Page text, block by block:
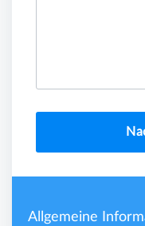
Allgemeine